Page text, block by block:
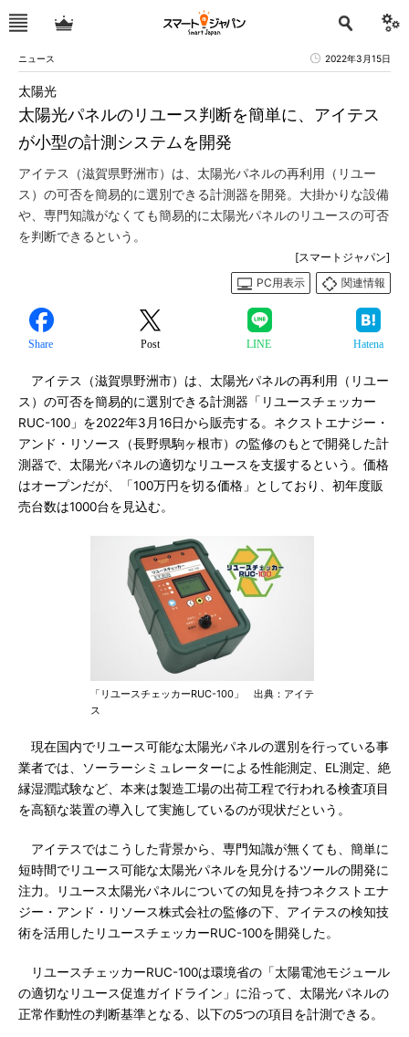
ニュース 2022年3月15日
太陽光パネルのリユース判断を簡単に、アイテス
が小型の計測システムを開発
太陽光
アイテス（滋賀県野洲市）は、太陽光パネルの再利用（リユー
ス）の可否を簡易的に選別できる計測器を開発。大掛かりな設備
や、専門知識がなくても簡易的に太陽光パネルのリユースの可否
を判断できるという。
[スマートジャパン]
PC用表示
関連情報
Share Post LINE Hatena
アイテス（滋賀県野洲市）は、太陽光パネルの再利用（リユー
ス）の可否を簡易的に選別できる計測器「リユースチェッカー
RUC-100」を2022年3月16日から販売する。ネクストエナジー・
アンド・リソース（長野県駒ヶ根市）の監修のもとで開発した計
測器で、太陽光パネルの適切なリユースを支援するという。価格
はオープンだが、「100万円を切る価格」としており、初年度販
売台数は1000台を見込む。
「リユースチェッカーRUC-100」 出典：アイテ
ス
現在国内でリユース可能な太陽光パネルの選別を行っている事
業者では、ソーラーシミュレーターによる性能測定、EL測定、絶
縁湿潤試験など、本来は製造工場の出荷工程で行われる検査項目
を高額な装置の導入して実施しているのが現状だという。
アイテスではこうした背景から、専門知識が無くても、簡単に
短時間でリユース可能な太陽光パネルを見分けるツールの開発に
注力。リユース太陽光パネルについての知見を持つネクストエナ
ジー・アンド・リソース株式会社の監修の下、アイテスの検知技
術を活用したリユースチェッカーRUC-100を開発した。
リユースチェッカーRUC-100は環境省の「太陽電池モジュール
の適切なリユース促進ガイドライン」に沿って、太陽光パネルの
正常作動性の判断基準となる、以下の5つの項目を計測できる。